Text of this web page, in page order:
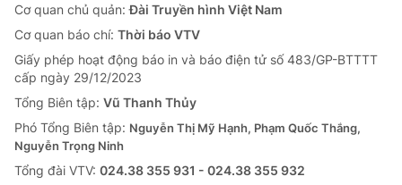
Cơ quan chủ quản:Đài Truyền hình Việt Nam
Cơ quan báo chí: Thời báo VTV
Giấy phép hoạt động báo in và báo điện tử số 483/GP-BTTTT
cấp ngày 29/12/2023
Tổng Biên tập: Vũ Thanh Thủy
Phó Tổng Biên tập: Nguyễn Thị Mỹ Hạnh, Phạm Quốc Thắng,
Nguyễn Trọng Ninh
Tổng đài VTV: 024.38 355 931 - 024.38 355 932